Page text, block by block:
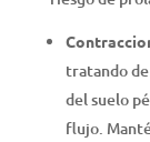
tratando
del suelo
flujo.